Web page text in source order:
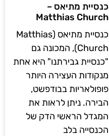
כנסיית מתיאס –
Matthias Church
כנסיית מתיאס (Matthias
Church), המכונה גם
"כנסיית גבירתנו" היא אחת
מנקודות העצירה היותר
פופולאריות בבודפשט,
הבירה. ניתן לראות את
המגדל הראשי הדק של
הכנסייה בלב